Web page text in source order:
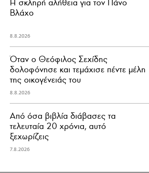
H σκληρή αλήθεια για τον Πάνο
Βλάχο
8.8.2026
Όταν ο Θεόφιλος Σεχίδης
δολοφόνησε και τεμάχισε πέντε μέλη
της οικογένειάς του
8.8.2026
Από όσα βιβλία διάβασες τα
τελευταία 20 χρόνια, αυτό
ξεχωρίζεις
7.8.2026